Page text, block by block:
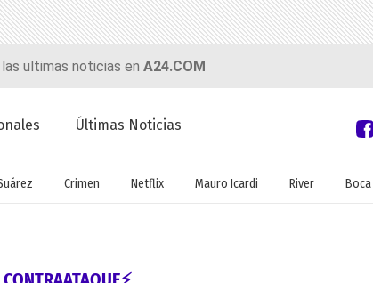
ultimas noticias en A24.COM
Últimas Noticias
Crimen Netflix Mauro Icardi River Boca